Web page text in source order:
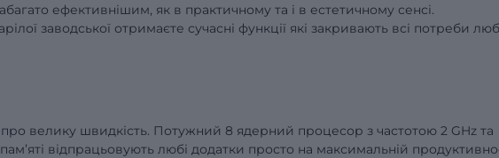
ефективнішим, як в практичному та і в естетичному сенсі.
заводської отримаєте сучасні функції які закривають всі потреби
про велику швидкість. Потужний 8 ядерний процесор з частотою 2 GHz та
відпрацьовують любі додатки просто на максимальній